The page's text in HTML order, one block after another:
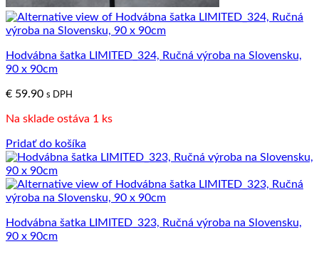
Hodvábna šatka LIMITED_324, Ručná výroba na Slovensku,
90 x 90cm
€ 59.90 s DPH
Na sklade ostáva 1 ks
Pridať do košíka
Hodvábna šatka LIMITED_323, Ručná výroba na Slovensku,
90 x 90cm